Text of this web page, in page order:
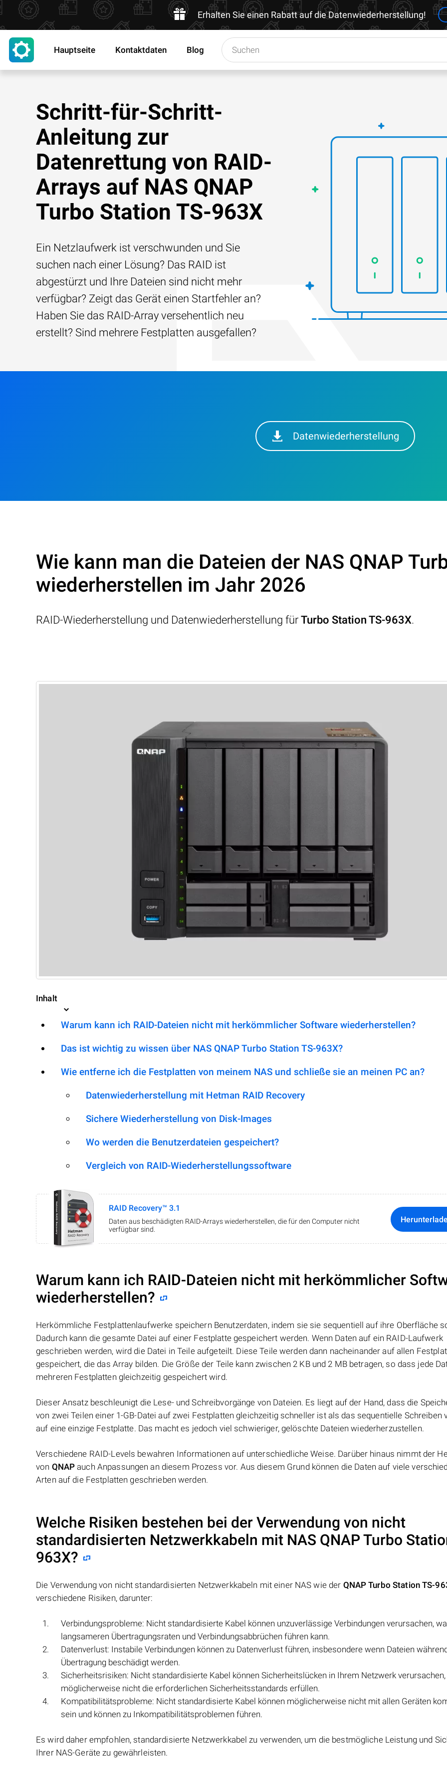
Erhalten Sie einen Rabatt auf die Datenwiederherstellung!
Hauptseite Kontaktdaten Blog
Schritt-für-Schritt-
Anleitung zur
Datenrettung von RAID-
Arrays auf NAS QNAP
Turbo Station TS-963X
Ein Netzlaufwerk ist verschwunden und Sie
suchen nach einer Lösung? Das RAID ist
abgestürzt und Ihre Dateien sind nicht mehr
verfügbar? Zeigt das Gerät einen Startfehler an?
Haben Sie das RAID-Array versehentlich neu
erstellt? Sind mehrere Festplatten ausgefallen?
Datenwiederherstellung
Wie kann man die Dateien der NAS QNAP
wiederherstellen im Jahr 2026
RAID-Wiederherstellung und Datenwiederherstellung für Turbo Station TS-963X.
Inhalt
Warum kann ich RAID-Dateien nicht mit herkömmlicher Software wiederherstellen?
Das ist wichtig zu wissen über NAS QNAP Turbo Station TS-963X?
Wie entferne ich die Festplatten von meinem NAS und schließe sie an meinen PC an?
Datenwiederherstellung mit Hetman RAID Recovery
Sichere Wiederherstellung von Disk-Images
Wo werden die Benutzerdateien gespeichert?
Vergleich von RAID-Wiederherstellungssoftware
RAID Recovery™ 3.1
Daten aus beschädigten RAID-Arrays wiederherstellen, die für den Computer nicht
verfügbar sind.
Warum kann ich RAID-Dateien nicht mit herkömmlicher
wiederherstellen?
Herkömmliche Festplattenlaufwerke speichern Benutzerdaten, indem sie sie sequentiell auf ihre Oberfläche
Dadurch kann die gesamte Datei auf einer Festplatte gespeichert werden. Wenn Daten auf ein RAID-Laufwerk
geschrieben werden, wird die Datei in Teile aufgeteilt. Diese Teile werden dann nacheinander auf allen
gespeichert, die das Array bilden. Die Größe der Teile kann zwischen 2 KB und 2 MB betragen, so dass jede
mehreren Festplatten gleichzeitig gespeichert wird.
Dieser Ansatz beschleunigt die Lese- und Schreibvorgänge von Dateien. Es liegt auf der Hand, dass die
von zwei Teilen einer 1-GB-Datei auf zwei Festplatten gleichzeitig schneller ist als das sequentielle Schreiben
auf eine einzige Festplatte. Das macht es jedoch viel schwieriger, gelöschte Dateien wiederherzustellen.
Verschiedene RAID-Levels bewahren Informationen auf unterschiedliche Weise. Darüber hinaus nimmt der
von QNAP auch Anpassungen an diesem Prozess vor. Aus diesem Grund können die Daten auf viele
Arten auf die Festplatten geschrieben werden.
Welche Risiken bestehen bei der Verwendung von nicht
standardisierten Netzwerkkabeln mit NAS QNAP Turbo
963X?
Die Verwendung von nicht standardisierten Netzwerkkabeln mit einer NAS wie der QNAP Turbo Station TS-
verschiedene Risiken, darunter:
Verbindungsprobleme: Nicht standardisierte Kabel können unzuverlässige Verbindungen verursachen,
langsameren Übertragungsraten und Verbindungsabbrüchen führen kann.
Datenverlust: Instabile Verbindungen können zu Datenverlust führen, insbesondere wenn Dateien
Übertragung beschädigt werden.
Sicherheitsrisiken: Nicht standardisierte Kabel können Sicherheitslücken in Ihrem Netzwerk verursachen,
möglicherweise nicht die erforderlichen Sicherheitsstandards erfüllen.
Kompatibilitätsprobleme: Nicht standardisierte Kabel können möglicherweise nicht mit allen Geräten
sein und können zu Inkompatibilitätsproblemen führen.
Es wird daher empfohlen, standardisierte Netzwerkkabel zu verwenden, um die bestmögliche Leistung und
Ihrer NAS-Geräte zu gewährleisten.